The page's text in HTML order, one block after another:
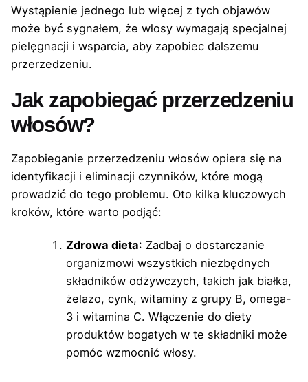
Wystąpienie jednego lub więcej z tych objawów
może być sygnałem, że włosy wymagają specjalnej
pielęgnacji i wsparcia, aby zapobiec dalszemu
przerzedzeniu.
Jak zapobiegać przerzedzeniu
włosów?
Zapobieganie przerzedzeniu włosów opiera się na
identyfikacji i eliminacji czynników, które mogą
prowadzić do tego problemu. Oto kilka kluczowych
kroków, które warto podjąć:
Zdrowa dieta: Zadbaj o dostarczanie
organizmowi wszystkich niezbędnych
składników odżywczych, takich jak białka,
żelazo, cynk, witaminy z grupy B, omega-
3 i witamina C. Włączenie do diety
produktów bogatych w te składniki może
pomóc wzmocnić włosy.